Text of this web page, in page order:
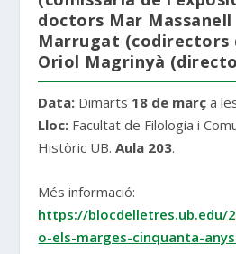
doctors Mar Massanell
Marrugat (codirectors
Oriol Magrinyà
Data: Dimarts 18 de març a
Lloc: Facultat de Filologia i
Històric UB.Aula 203.
Més informació:
https://blocdelletres.ub.edu/
o-els-marges-cinquanta-